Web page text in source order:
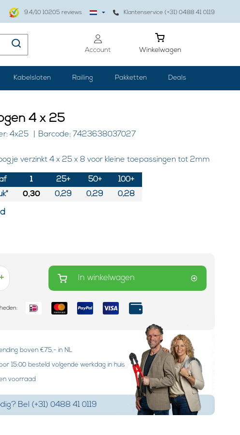
9.4/10 10205 reviews Klantenservice (+31) 0488 41 0119
Account Winkelwagen
Kabelsloten Railing Pakketten Deals
4 x 25
4x25 Barcode: 7423638037027
verzinkt 4 x 25 x 8 voor kleine toepassingen tot 2mm
1
0,30
25+
0,29
50+
0,29
100+
0,28
+ In winkelwagen
boven €75,- in NL
15:00 besteld volgende werkdag in huis
voorraad
Bel (+31) 0488 41 0119